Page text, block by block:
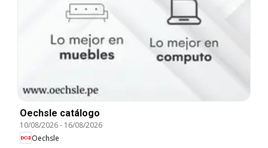
Oechsle catálogo
10/08/2026- 16/08/2026
Oechsle